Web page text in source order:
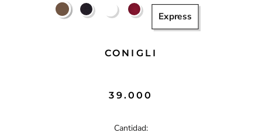
CAFE
Negro
AMARILLO
Vino
Express
CONIGLI
39.000
Cantidad: